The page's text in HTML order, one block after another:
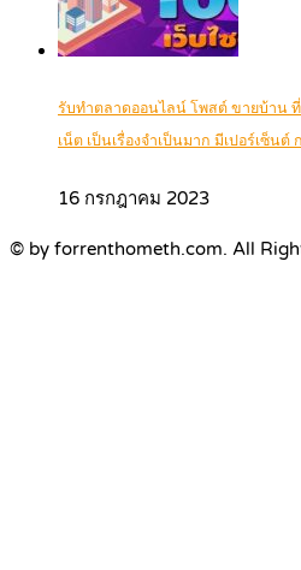
รับทำตลาดออนไลน์ โพสต์ ขายบ้าน
เน็ต เป็นเรื่องจำเป็นมาก มีเปอร์เซ็นต์
16 กรกฎาคม 2023
© by forrenthometh.com. All